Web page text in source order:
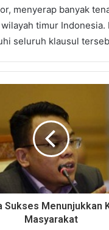
menyerap banyak
timur Indonesia.
seluruh klausul
Sukses Menunjukkan
Masyarakat